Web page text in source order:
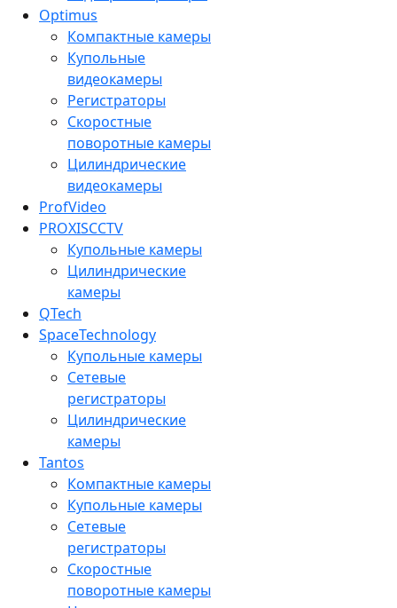
Optimus
Компактные камеры
Купольные
видеокамеры
Регистраторы
Скоростные
поворотные камеры
Цилиндрические
видеокамеры
ProfVideo
PROXISCCTV
Купольные камеры
Цилиндрические
камеры
QTech
SpaceTechnology
Купольные камеры
Сетевые
регистраторы
Цилиндрические
камеры
Tantos
Компактные камеры
Купольные камеры
Сетевые
регистраторы
Скоростные
поворотные камеры